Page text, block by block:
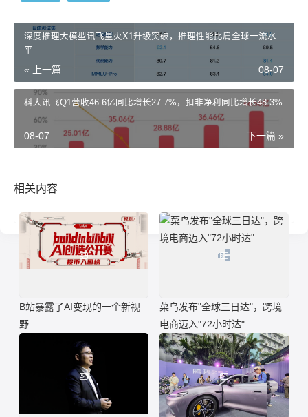
深度推理大模型讯飞星火X1升级突破，推理性能比肩全球一流水
平
« 上一篇 08-07
科大讯飞Q1营收46.6亿同比增长27.7%，扣非净利同比增长48.3%
下一篇 »
08-07
相关内容
B站暴露了AI变现的一个新视
野
菜鸟发布"全球三日达"，跨境
电商迈入"72小时达"